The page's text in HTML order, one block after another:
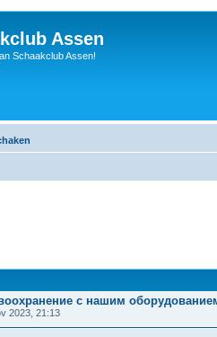
Assen
Schaakclub Assen!
с нашим
2023, 21:13